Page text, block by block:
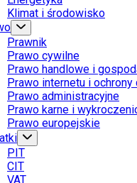
Klimat i środowisko
Prawnik
Prawo cywilne
Prawo handlowe i
Prawo internetu i ochrony
Prawo administracyjne
Prawo karne i
Prawo europejskie
PIT
CIT
VAT